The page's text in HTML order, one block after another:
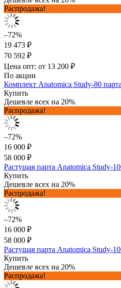
Распродажа!
–72%
19 473 ₽
70 592 ₽
Цена опт: от 13 200 ₽
По акции
Комплект Anatomica Study-80
Купить
Дешевле всех на 20%
Распродажа!
–72%
16 000 ₽
58 000 ₽
Растущая парта Anatomica Study-
Купить
Дешевле всех на 20%
Распродажа!
–72%
16 000 ₽
58 000 ₽
Растущая парта Anatomica Study-
Купить
Дешевле всех на 20%
Распродажа!